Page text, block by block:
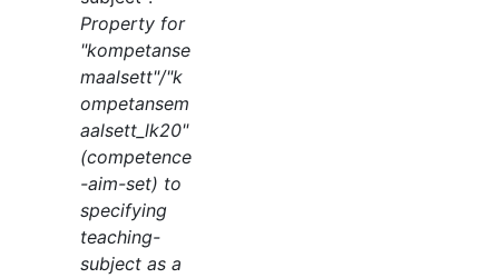
Property for
"kompetanse
maalsett"/"k
ompetansem
aalsett_lk20"
(competence
-aim-set) to
specifying
teaching-
subject as a